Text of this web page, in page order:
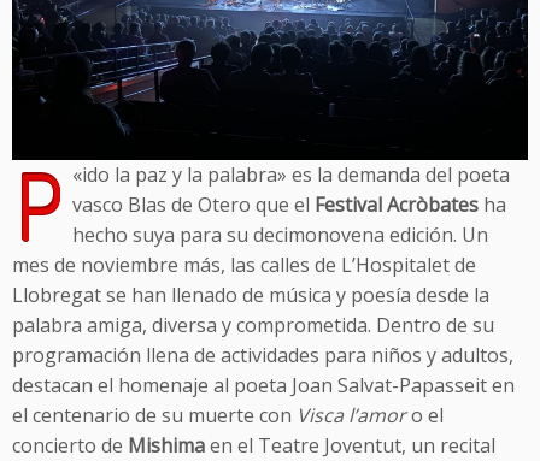
«
P
ido la paz y la palabra» es la demanda del poeta
vasco Blas de Otero que el Festival Acròbates ha
hecho suya para su decimonovena edición. Un
mes de noviembre más, las calles de L’Hospitalet de
Llobregat se han llenado de música y poesía desde la
palabra amiga, diversa y comprometida. Dentro de su
programación llena de actividades para niños y adultos,
destacan el homenaje al poeta Joan Salvat-Papasseit en
el centenario de su muerte con Visca l’amoro el
concierto de Mishimaen el Teatre Joventut, un recital